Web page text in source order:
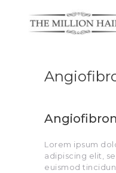
HOME
WHY US
PRICES/
Lorem ipsum
adipiscing elit,
euismod